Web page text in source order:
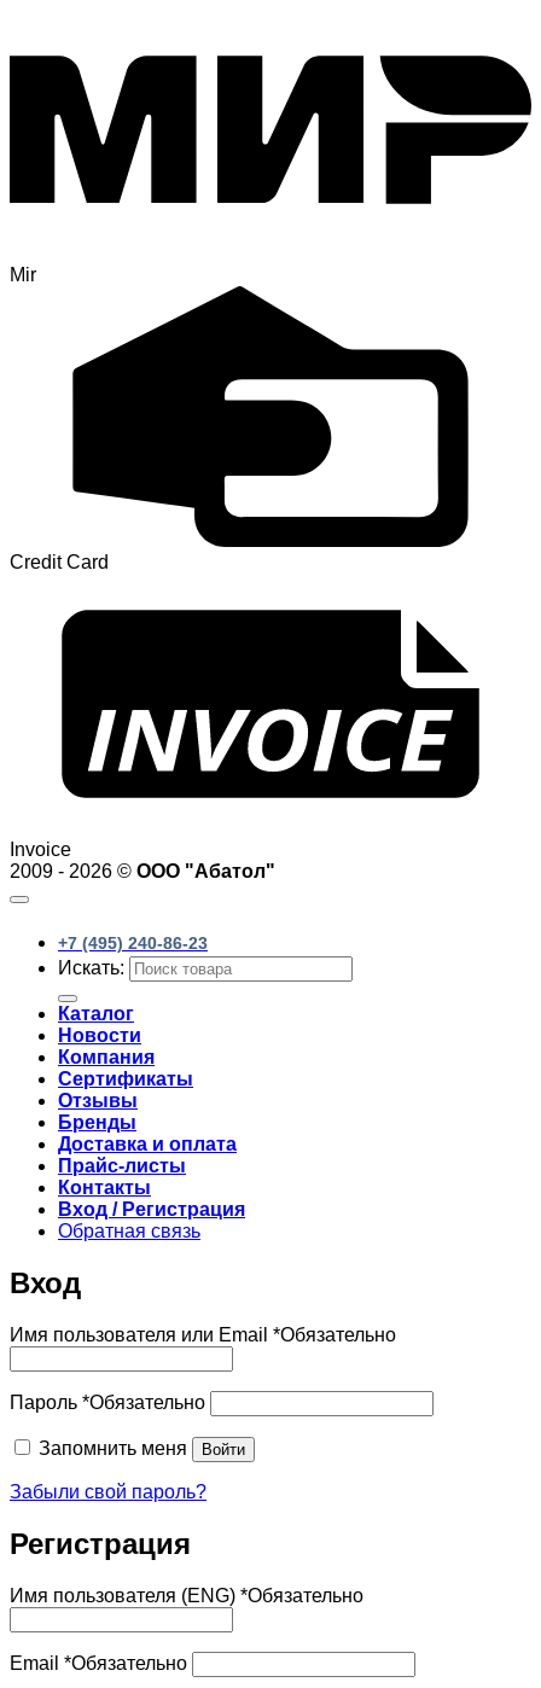
Mir
Credit Card
Invoice
2009 - 2026 © ООО "Абатол"
+7 (495) 240-86-23
Искать:
Каталог
Новости
Компания
Сертификаты
Отзывы
Бренды
Доставка и оплата
Прайс-листы
Контакты
Вход / Регистрация
Обратная связь
Вход
Имя пользователя или Email *Обязательно
Пароль *Обязательно
Запомнить меня Войти
Забыли свой пароль?
Регистрация
Имя пользователя (ENG) *Обязательно
Email *Обязательно